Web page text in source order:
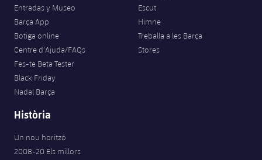
Entradas y Museo
Barça App
Botiga online
Centre d’Ajuda/FAQs
Fes-te Beta Tester
Black Friday
Nadal Barça
Escut
Himne
Treballa a les Barça
Stores
Història
Un nou horitzó
2008-20 Els millors